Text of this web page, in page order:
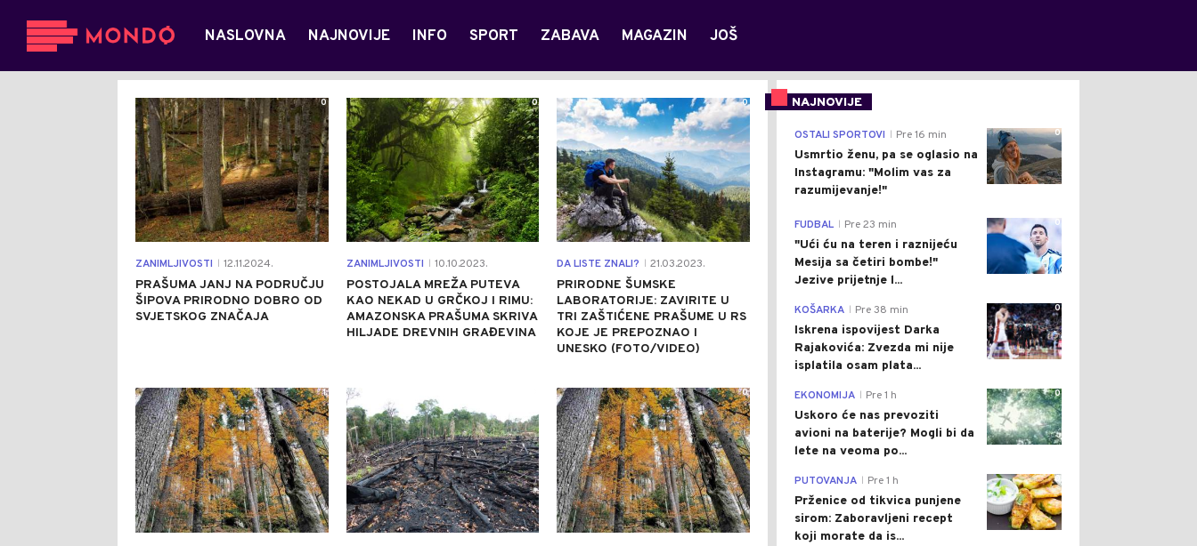
NASLOVNA NAJNOVIJE INFO SPORT ZABAVA MAGAZIN JOŠ
ZANIMLJIVOSTI 12.11.2024.
PRAŠUMA ЈANJ NA PODRUČJU
ŠIPOVA PRIRODNO DOBRO OD
SVJETSKOG ZNAČAJA
0
ZANIMLJIVOSTI 10.10.2023.
POSTOJALA MREŽA PUTEVA
KAO NEKAD U GRČKOJ I RIMU:
AMAZONSKA PRAŠUMA SKRIVA
HILJADE DREVNIH GRAĐEVINA
0
DA LISTE ZNALI? 21.03.2023.
PRIRODNE ŠUMSKE
LABORATORIJE: ZAVIRITE U
TRI ZAŠTIĆENE PRAŠUME U RS
KOJE JE PREPOZNAO I
UNESKO (FOTO/VIDEO)
0
1 0
NAJNOVIJE
0
OSTALI SPORTOVI Pre 16 min
Usmrtio ženu, pa se oglasio na
Instagramu: "Molim vas za
razumijevanje!"
0
FUDBAL Pre 23 min
"Ući ću na teren i raznijeću
Mesija sa četiri bombe!"
Jezive prijetnje l...
0
KOŠARKA Pre 38 min
Iskrena ispovijest Darka
Rajakovića: Zvezda mi nije
isplatila osam plata...
0
EKONOMIJA Pre 1 h
Uskoro će nas prevoziti
avioni na baterije? Mogli bi da
lete na veoma po...
0
PUTOVANJA Pre 1 h
Prženice od tikvica punjene
sirom: Zaboravljeni recept
koji morate da is...